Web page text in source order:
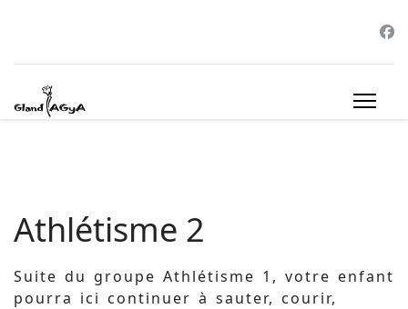
Athlétisme 2
Suite du groupe Athlétisme 1, votre enfant
pourra ici continuer à sauter, courir,